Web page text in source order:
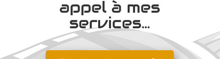
appel à mes
services…